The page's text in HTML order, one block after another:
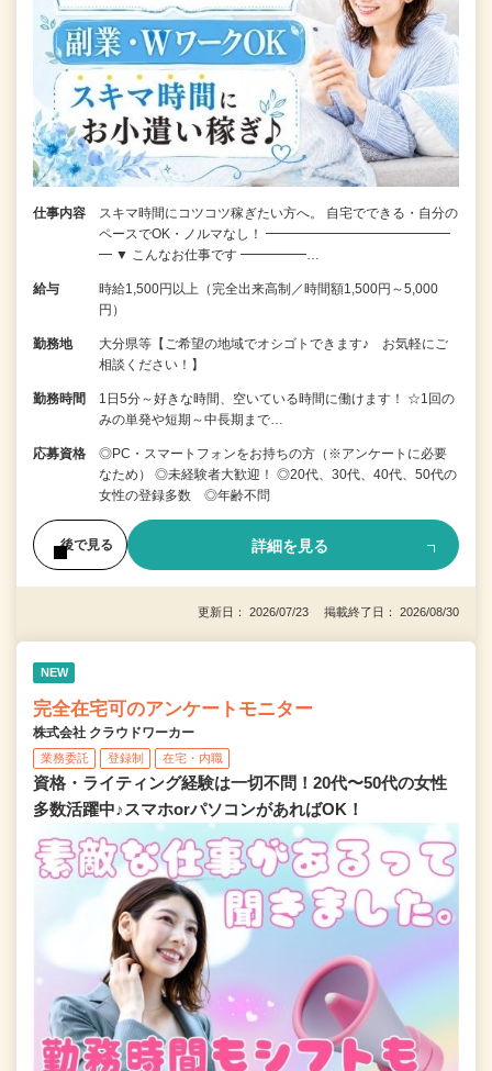
仕事内容
スキマ時間にコツコツ稼ぎたい方へ。 自宅でできる・自分の
ペースでOK・ノルマなし！ ━━━━━━━━━━━━━━
━ ▼ こんなお仕事です ━━━━━…
給与
時給1,500円以上（完全出来高制／時間額1,500円～5,000
円）
勤務地
大分県等【ご希望の地域でオシゴトできます♪ お気軽にご
相談ください！】
勤務時間
1日5分～好きな時間、空いている時間に働けます！ ☆1回の
みの単発や短期～中長期まで…
応募資格
◎PC・スマートフォンをお持ちの方（※アンケートに必要
なため） ◎未経験者大歓迎！ ◎20代、30代、40代、50代の
女性の登録多数 ◎年齢不問
後で見る 詳細を見る
更新日： 2026/07/23 掲載終了日： 2026/08/30
NEW
完全在宅可のアンケートモニター
株式会社 クラウドワーカー
業務委託 登録制 在宅・内職
資格・ライティング経験は一切不問！20代〜50代の女性
多数活躍中♪スマホorパソコンがあればOK！